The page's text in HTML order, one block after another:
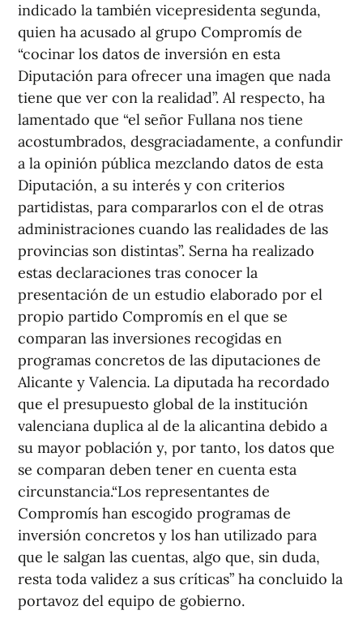
indicado la también vicepresidenta segunda,
quien ha acusado al grupo Compromís de
“cocinar los datos de inversión en esta
Diputación para ofrecer una imagen que nada
tiene que ver con la realidad”. Al respecto, ha
lamentado que “el señor Fullana nos tiene
acostumbrados, desgraciadamente, a confundir
a la opinión pública mezclando datos de esta
Diputación, a su interés y con criterios
partidistas, para compararlos con el de otras
administraciones cuando las realidades de las
provincias son distintas”. Serna ha realizado
estas declaraciones tras conocer la
presentación de un estudio elaborado por el
propio partido Compromís en el que se
comparan las inversiones recogidas en
programas concretos de las diputaciones de
Alicante y Valencia. La diputada ha recordado
que el presupuesto global de la institución
valenciana duplica al de la alicantina debido a
su mayor población y, por tanto, los datos que
se comparan deben tener en cuenta esta
circunstancia.“Los representantes de
Compromís han escogido programas de
inversión concretos y los han utilizado para
que le salgan las cuentas, algo que, sin duda,
resta toda validez a sus críticas” ha concluido la
portavoz del equipo de gobierno.